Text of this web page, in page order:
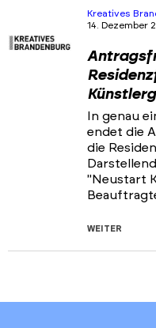
Kreatives
14. Dezember
In genau
endet die
die
"Neustart
WEITER